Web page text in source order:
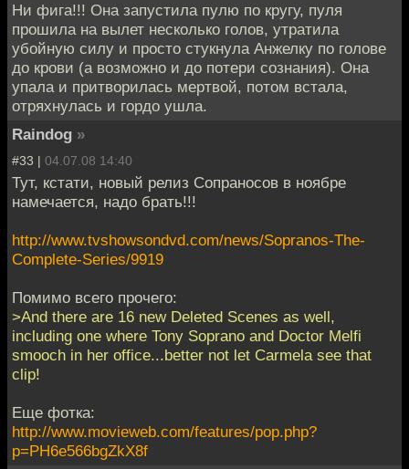
Ни фига!!! Она запустила пулю по кругу, пуля
прошила на вылет несколько голов, утратила
убойную силу и просто стукнула Анжелку по голове
до крови (а возможно и до потери сознания). Она
упала и притворилась мертвой, потом встала,
отряхнулась и гордо ушла.
Raindog »
#33 | 04.07.08 14:40
Тут, кстати, новый релиз Сопраносов в ноябре
намечается, надо брать!!!
http://www.tvshowsondvd.com/news/Sopranos-The-
Complete-Series/9919
Помимо всего прочего:
>And there are 16 new Deleted Scenes as well,
including one where Tony Soprano and Doctor Melfi
smooch in her office...better not let Carmela see that
clip!
Еще фотка:
http://www.movieweb.com/features/pop.php?
p=PH6e566bgZkX8f